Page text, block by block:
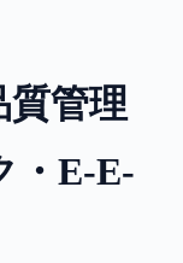
管理
・E-E-